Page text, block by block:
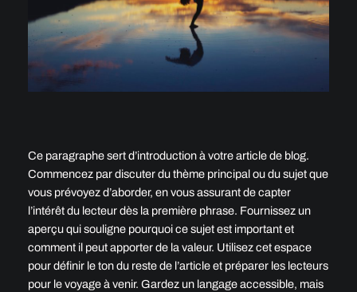
Ce paragraphe sert d’introduction à votre article de blog.
Commencez par discuter du thème principal ou du sujet que
vous prévoyez d’aborder, en vous assurant de capter
l’intérêt du lecteur dès la première phrase. Fournissez un
aperçu qui souligne pourquoi ce sujet est important et
comment il peut apporter de la valeur. Utilisez cet espace
pour définir le ton du reste de l’article et préparer les lecteurs
pour le voyage à venir. Gardez un langage accessible, mais